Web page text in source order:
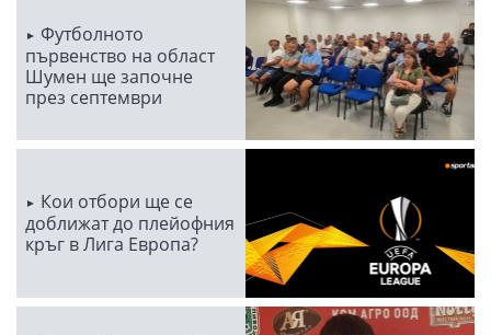
Футболното
първенство на област
Шумен ще започне
през септември
Кои отбори ще се
доближат до плейофния
кръг в Лига Европа?